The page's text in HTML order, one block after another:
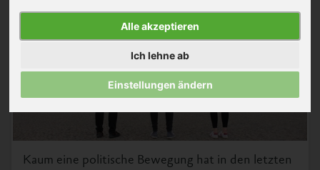
Alle akzeptieren
Ich lehne ab
Einstellungen ändern
Kaum eine politische Bewegung hat in den letzten